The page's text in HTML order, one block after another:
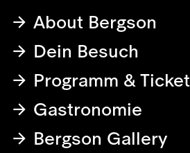
About Bergson
Dein Besuch
Programm &
Gastronomie
Bergson Gallery